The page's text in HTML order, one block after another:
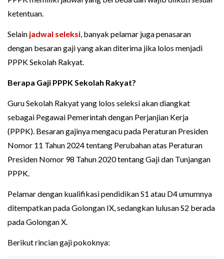
ketentuan.
Selain jadwal seleksi, banyak pelamar juga penasaran
dengan besaran gaji yang akan diterima jika lolos menjadi
PPPK Sekolah Rakyat.
Berapa Gaji PPPK Sekolah Rakyat?
Guru Sekolah Rakyat yang lolos seleksi akan diangkat
sebagai Pegawai Pemerintah dengan Perjanjian Kerja
(PPPK). Besaran gajinya mengacu pada Peraturan Presiden
Nomor 11 Tahun 2024 tentang Perubahan atas Peraturan
Presiden Nomor 98 Tahun 2020 tentang Gaji dan Tunjangan
PPPK.
Pelamar dengan kualifikasi pendidikan S1 atau D4 umumnya
ditempatkan pada Golongan IX, sedangkan lulusan S2 berada
pada Golongan X.
Berikut rincian gaji pokoknya: